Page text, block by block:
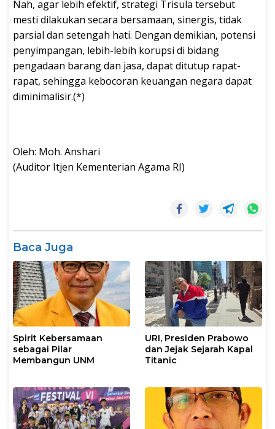
Nah, agar lebih efektif, strategi Trisula tersebut
mesti dilakukan secara bersamaan, sinergis, tidak
parsial dan setengah hati. Dengan demikian, potensi
penyimpangan, lebih-lebih korupsi di bidang
pengadaan barang dan jasa, dapat ditutup rapat-
rapat, sehingga kebocoran keuangan negara dapat
diminimalisir.(*)
Oleh: Moh. Anshari
(Auditor Itjen Kementerian Agama RI)
Baca Juga
Spirit Kebersamaan
sebagai Pilar
Membangun UNM
URI, Presiden Prabowo
dan Jejak Sejarah Kapal
Titanic